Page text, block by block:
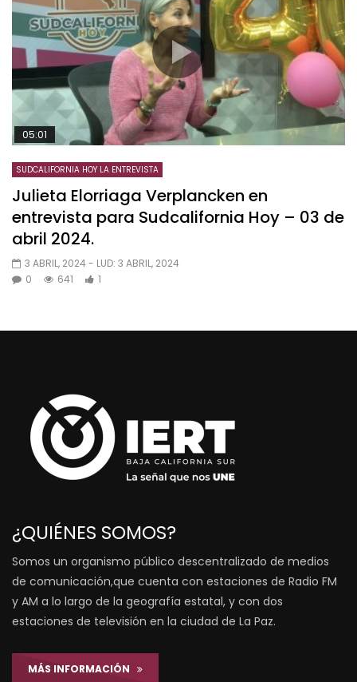
05:01
SUDCALIFORNIA HOY LA ENTREVISTA
Julieta Elorriaga Verplancken en
entrevista para Sudcalifornia Hoy – 03 de
abril 2024.
3 ABRIL, 2024 - LUD: 3 ABRIL, 2024
0
641 1
¿QUIÉNES SOMOS?
Somos un organismo público descentralizado de medios
de comunicación,que cuenta con estaciones de Radio FM
y AM a lo largo de la geografía estatal, y con dos
estaciones de televisión en la ciudad de La Paz.
MÁS INFORMACIÓN